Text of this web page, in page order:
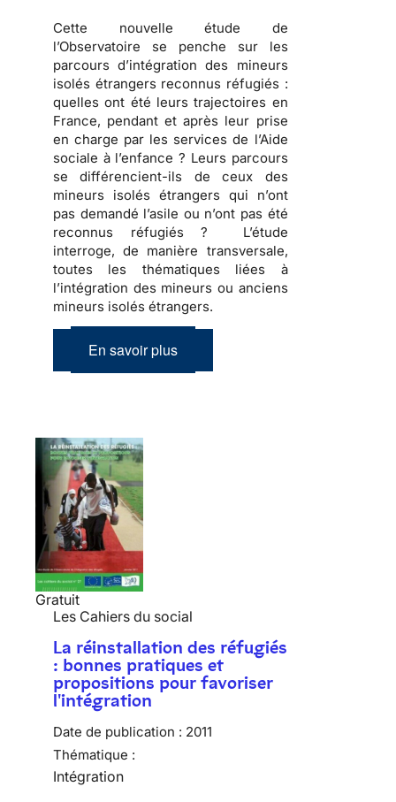
Cette nouvelle étude de
l’Observatoire se penche sur les
parcours d’intégration des mineurs
isolés étrangers reconnus réfugiés :
quelles ont été leurs trajectoires en
France, pendant et après leur prise
en charge par les services de l’Aide
sociale à l’enfance ? Leurs parcours
se différencient-ils de ceux des
mineurs isolés étrangers qui n’ont
pas demandé l’asile ou n’ont pas été
reconnus réfugiés ? L’étude
interroge, de manière transversale,
toutes les thématiques liées à
l’intégration des mineurs ou anciens
mineurs isolés étrangers.
En savoir plus
Gratuit
Les Cahiers du social
La réinstallation des réfugiés
: bonnes pratiques et
propositions pour favoriser
l'intégration
Date de publication : 2011
Thématique :
Intégration